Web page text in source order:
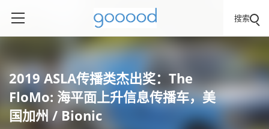
搜索
2019 ASLA传播类杰出奖：The
FloMo: 海平面上升信息传播车，美
国加州 / Bionic